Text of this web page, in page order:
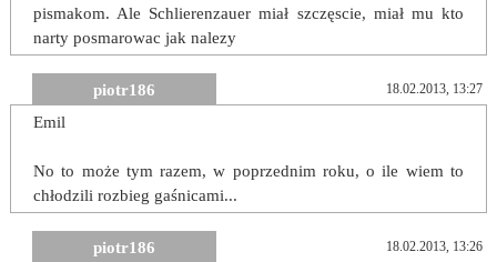
pismakom. Ale Schlierenzauer miał szczęscie, miał mu kto
narty posmarowac jak nalezy
piotr186 18.02.2013, 13:27
Emil
No to może tym razem, w poprzednim roku, o ile wiem to
chłodzili rozbieg gaśnicami...
piotr186 18.02.2013, 13:26